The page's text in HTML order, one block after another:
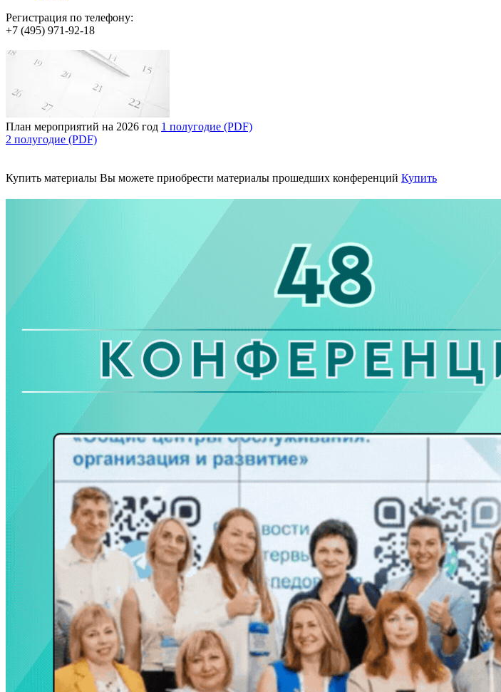
Регистрация по телефону:
+7 (495) 971-92-18
План мероприятий на 2026 год 1 полугодие (PDF)
2 полугодие (PDF)
Купить материалы Вы можете приобрести материалы прошедших конференций Купить